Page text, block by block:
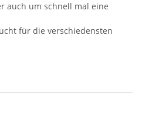
auch um schnell mal eine
für die verschiedensten